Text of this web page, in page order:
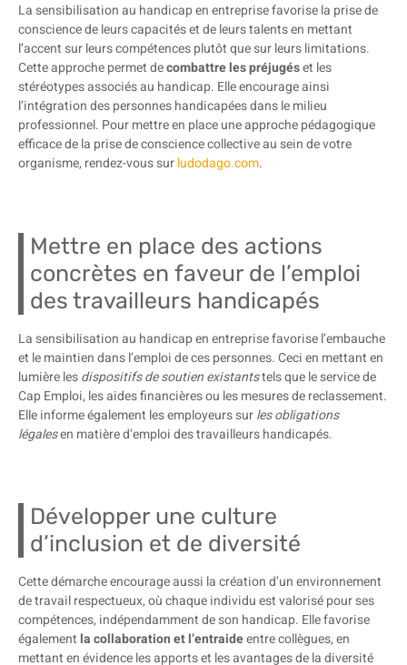
La sensibilisation au handicap en entreprise favorise la prise de
conscience de leurs capacités et de leurs talents en mettant
l’accent sur leurs compétences plutôt que sur leurs limitations.
Cette approche permet decombattre les préjugéset les
stéréotypes associés au handicap. Elle encourage ainsi
l’intégration des personnes handicapées dans le milieu
professionnel. Pour mettre en place une approche pédagogique
efficace de la prise de conscience collective au sein de votre
organisme, rendez-vous surludodago.com.
Mettre en place des actions
concrètes en faveur de l’emploi
des travailleurs handicapés
La sensibilisation au handicap en entreprise favorise l’embauche
et le maintien dans l’emploi de ces personnes. Ceci en mettant en
lumière lesdispositifs de soutien existantstels que le service de
Cap Emploi, les aides financières ou les mesures de reclassement.
Elle informe également les employeurs surles obligations
légalesen matière d’emploi des travailleurs handicapés.
Développer une culture
d’inclusion et de diversité
Cette démarche encourage aussi la création d’un environnement
de travail respectueux, où chaque individu est valorisé pour ses
compétences, indépendamment de son handicap. Elle favorise
également la collaboration et l’entraideentre collègues, en
mettant en évidence les apports et les avantages de la diversité